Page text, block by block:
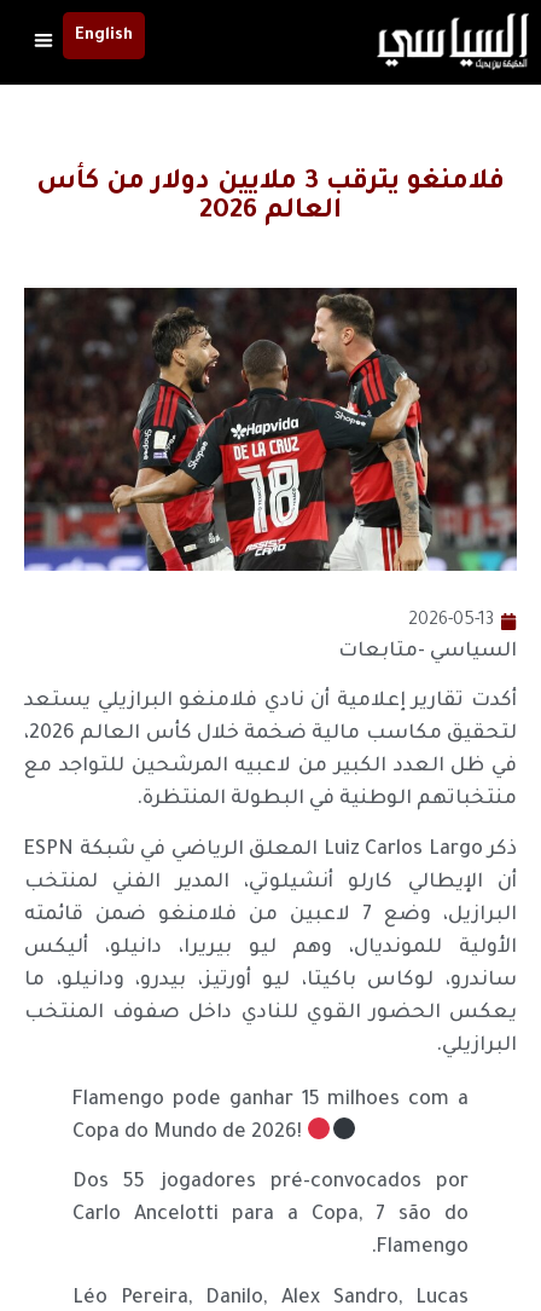
English
فلامنغو يترقب 3 ملايين دولار من كأس
العالم 2026
2026-05-13
السياسي -متابعات
أكدت تقارير إعلامية أن نادي فلامنغو البرازيلي يستعد
لتحقيق مكاسب مالية ضخمة خلال كأس العالم 2026،
في ظل العدد الكبير من لاعبيه المرشحين للتواجد مع
منتخباتهم الوطنية في البطولة المنتظرة.
ذكر Luiz Carlos Largo المعلق الرياضي في شبكة ESPN
أن الإيطالي كارلو أنشيلوتي، المدير الفني لمنتخب
البرازيل، وضع 7 لاعبين من فلامنغو ضمن قائمته
الأولية للمونديال، وهم ليو بيريرا، دانيلو، أليكس
ساندرو، لوكاس باكيتا، ليو أورتيز، بيدرو، ودانيلو، ما
يعكس الحضور القوي للنادي داخل صفوف المنتخب
البرازيلي.
Flamengo pode ganhar 15 milhoes com a
Copa do Mundo de 2026!
Dos 55 jogadores pré-convocados por
Carlo Ancelotti para a Copa, 7 são do
Flamengo.
Léo Pereira, Danilo, Alex Sandro, Lucas